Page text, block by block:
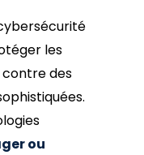
les
des
ou